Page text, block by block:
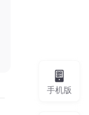
手机版